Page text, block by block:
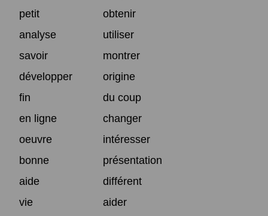
petit
obtenir
analyse
utiliser
savoir
montrer
développer
origine
fin
du coup
en ligne
changer
oeuvre
intéresser
bonne
présentation
aide
différent
vie
aider